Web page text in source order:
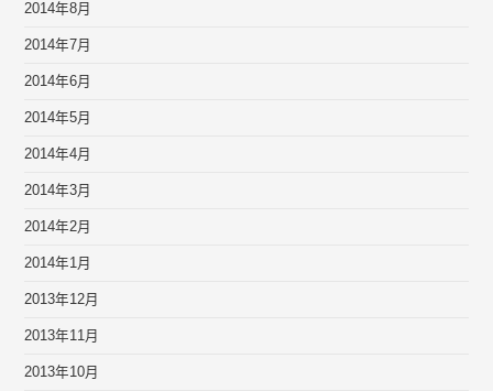
2014年8月
2014年7月
2014年6月
2014年5月
2014年4月
2014年3月
2014年2月
2014年1月
2013年12月
2013年11月
2013年10月